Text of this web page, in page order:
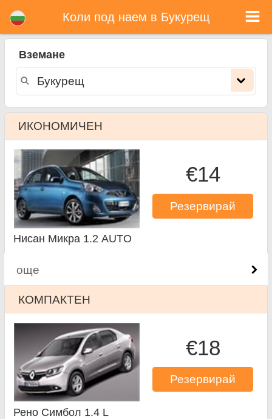
Коли под наем в Букурещ
Вземане
ИКОНОМИЧЕН
€14
Резервирай
Нисан Микра 1.2 AUTO
още
КОМПАКТЕН
€18
Резервирай
Рено Симбол 1.4 L